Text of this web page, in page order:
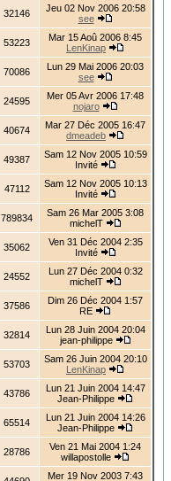
32146
Jeu 02 Nov 2006 20:58
see
53223
Mar 15 Aoû 2006 8:45
LenKinap
70086
Lun 29 Mai 2006 20:03
see
24595
Mer 05 Avr 2006 17:48
nojaro
40674
Mar 27 Déc 2005 16:47
dmeadeb
49387
Sam 12 Nov 2005 10:59
Invité
47112
Sam 12 Nov 2005 10:13
Invité
789834
Sam 26 Mar 2005 3:08
michelT
35062
Ven 31 Déc 2004 2:35
Invité
24552
Lun 27 Déc 2004 0:32
michelT
37586
Dim 26 Déc 2004 1:57
RE
32814
Lun 28 Juin 2004 20:04
jean-philippe
53703
Sam 26 Juin 2004 20:10
LenKinap
43786
Lun 21 Juin 2004 14:47
Jean-Philippe
65514
Lun 21 Juin 2004 14:26
Jean-Philippe
28786
Ven 21 Mai 2004 1:24
willapostolle
Mer 19 Nov 2003 7:43